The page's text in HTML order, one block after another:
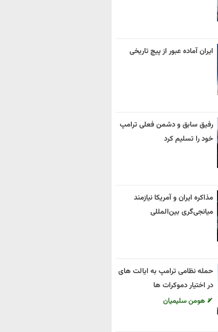
ایران آماده عبور از پیچ تاریخی
رفیق سابق و دشمن فعلی ترامپ
خود را تسلیم کرد
مذاکره ایران و آمریکا نیازمند
میانجی‌گری بین‌المللی
حمله نظامی ترامپ به ایالت های
در اختیار دموکرات ها
هومن سلیمیان